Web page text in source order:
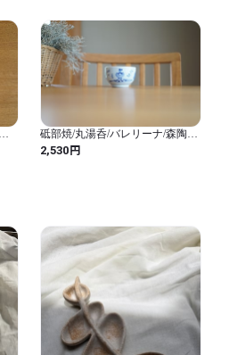
/
砥部焼/丸湯呑/バレリーナ/森陶房
kaori
2,530円